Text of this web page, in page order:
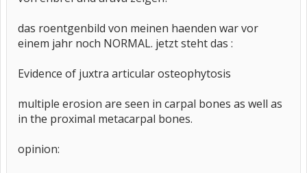
das roentgenbild von meinen haenden war vor
einem jahr noch NORMAL. jetzt steht das :
Evidence of juxtra articular osteophytosis
multiple erosion are seen in carpal bones as well as
in the proximal metacarpal bones.
opinion: